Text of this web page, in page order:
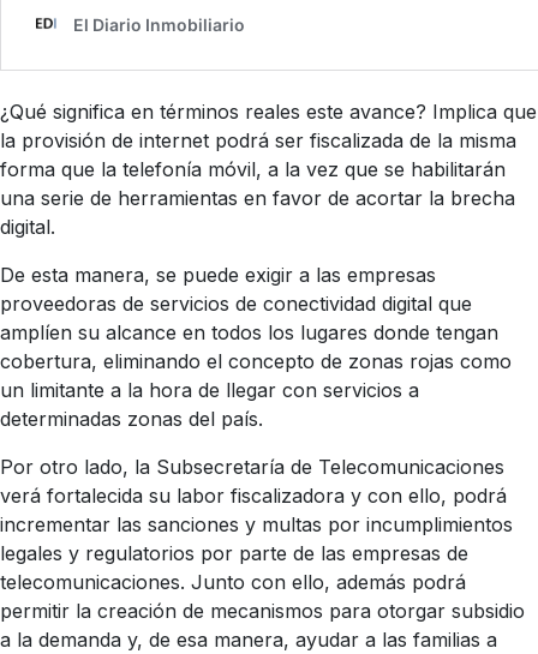
¿Qué significa en términos reales este avance? Implica que
la provisión de internet podrá ser fiscalizada de la misma
forma que la telefonía móvil, a la vez que se habilitarán
una serie de herramientas en favor de acortar la brecha
digital.
De esta manera, se puede exigir a las empresas
proveedoras de servicios de conectividad digital que
amplíen su alcance en todos los lugares donde tengan
cobertura, eliminando el concepto de zonas rojas como
un limitante a la hora de llegar con servicios a
determinadas zonas del país.
Por otro lado, la Subsecretaría de Telecomunicaciones
verá fortalecida su labor fiscalizadora y con ello, podrá
incrementar las sanciones y multas por incumplimientos
legales y regulatorios por parte de las empresas de
telecomunicaciones. Junto con ello, además podrá
permitir la creación de mecanismos para otorgar subsidio
a la demanda y, de esa manera, ayudar a las familias a